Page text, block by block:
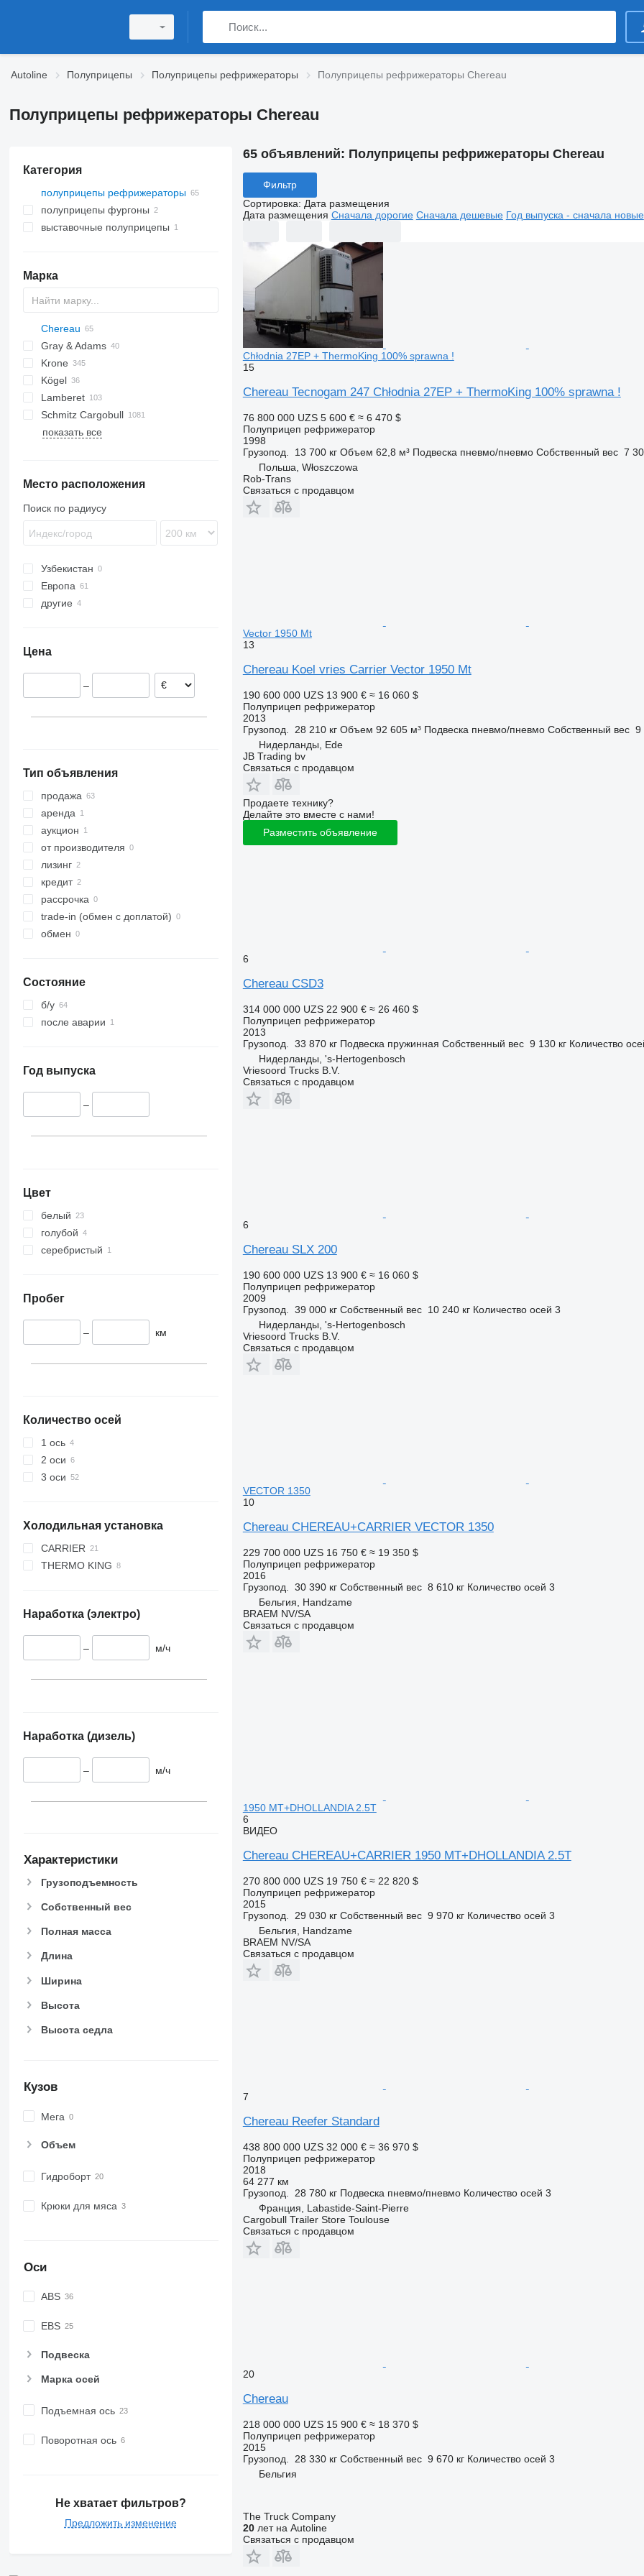
Autoline Полуприцепы Полуприцепы рефрижераторы Полуприцепы рефрижераторы Chereau
Полуприцепы рефрижераторы Chereau
Категория
полуприцепы рефрижераторы
полуприцепы фургоны
выставочные полуприцепы
Марка
AS
BPO
Chereau
CSD
CSD-2
CSD-3
Inogam
Tecnogam
Tecnogam 247
Tecnogam 250
TXA
L-series
T-series
SZS
Oplegger
Gray & Adams
GA
Krone
SD
SDK
SDP
SDR
Kögel
S 24
SV
ZVKA
Lamberet
LVFS
SR2
LTF
MPS
TRS
S-series
T-series
ROC
SP
Schmitz Cargobull
KO
SCB
SPA
SF
S-series
F-series
TO
VS
показать все
Место расположения
Поиск по радиусу
Узбекистан
Европа
Нидерланды
Бельгия
Франция
другие
Цена
–
Тип объявления
продажа
аренда
аукцион
от производителя
лизинг
кредит
рассрочка
trade-in (обмен с доплатой)
обмен
Состояние
б/у
после аварии
Год выпуска
–
Цвет
белый
голубой
серебристый
Пробег
– км
Количество осей
1 ось
2 оси
3 оси
Холодильная установка
CARRIER
MAXIMA 1300
VECTOR 1950 MT
THERMO KING
SL400E
SLX 300
SLXi-200
Наработка (электро)
– м/ч
Наработка (дизель)
– м/ч
Характеристики
Грузоподъемность
Собственный вес
Полная масса
Длина
Ширина
Высота
Высота седла
Кузов
Мега
Объем
Гидроборт
Крюки для мяса
Оси
ABS
EBS
Подвеска
Марка осей
Подъемная ось
Поворотная ось
Не хватает фильтров?
Предложить изменение
65 объявлений: Полуприцепы рефрижераторы Chereau
Фильтр
Сортировка: Дата размещения
Дата размещения Сначала дорогие Сначала дешевые Год выпуска - сначала новые
Chłodnia 27EP + ThermoKing 100% sprawna !
15
Chereau Tecnogam 247 Chłodnia 27EP + ThermoKing 100% sprawna !
76 800 000 UZS 5 600 € ≈ 6 470 $
Полуприцеп рефрижератор
1998
Грузопод.
13 700 кг Объем 62,8 м³ Подвеска пневмо/пневмо Собственный вес 7
Польша, Włoszczowa
Rob-Trans
Связаться с продавцом
Vector 1950 Mt
13
Chereau Koel vries Carrier Vector 1950 Mt
190 600 000 UZS 13 900 € ≈ 16 060 $
Полуприцеп рефрижератор
2013
Грузопод.
28 210 кг Объем 92 605 м³ Подвеска пневмо/пневмо Собственный вес 9
Нидерланды, Ede
JB Trading bv
Связаться с продавцом
Продаете технику?
Делайте это вместе с нами!
Разместить объявление
6
Chereau CSD3
314 000 000 UZS 22 900 € ≈ 26 460 $
Полуприцеп рефрижератор
2013
Грузопод.
33 870 кг Подвеска пружинная Собственный вес 9 130 кг Количество
Нидерланды, 's-Hertogenbosch
Vriesoord Trucks B.V.
Связаться с продавцом
6
Chereau SLX 200
190 600 000 UZS 13 900 € ≈ 16 060 $
Полуприцеп рефрижератор
2009
Грузопод.
39 000 кг Собственный вес 10 240 кг Количество осей 3
Нидерланды, 's-Hertogenbosch
Vriesoord Trucks B.V.
Связаться с продавцом
VECTOR 1350
10
Chereau CHEREAU+CARRIER VECTOR 1350
229 700 000 UZS 16 750 € ≈ 19 350 $
Полуприцеп рефрижератор
2016
Грузопод.
30 390 кг Собственный вес 8 610 кг Количество осей 3
Бельгия, Handzame
BRAEM NV/SA
Связаться с продавцом
1950 MT+DHOLLANDIA 2.5T
6
ВИДЕО
Chereau CHEREAU+CARRIER 1950 MT+DHOLLANDIA 2.5T
270 800 000 UZS 19 750 € ≈ 22 820 $
Полуприцеп рефрижератор
2015
Грузопод.
29 030 кг Собственный вес 9 970 кг Количество осей 3
Бельгия, Handzame
BRAEM NV/SA
Связаться с продавцом
7
Chereau Reefer Standard
438 800 000 UZS 32 000 € ≈ 36 970 $
Полуприцеп рефрижератор
2018
64 277 км
Грузопод.
28 780 кг Подвеска пневмо/пневмо Количество осей 3
Франция, Labastide-Saint-Pierre
Cargobull Trailer Store Toulouse
Связаться с продавцом
20
Chereau
218 000 000 UZS 15 900 € ≈ 18 370 $
Полуприцеп рефрижератор
2015
Грузопод.
28 330 кг Собственный вес 9 670 кг Количество осей 3
Бельгия
The Truck Company
20лет на Autoline
Связаться с продавцом